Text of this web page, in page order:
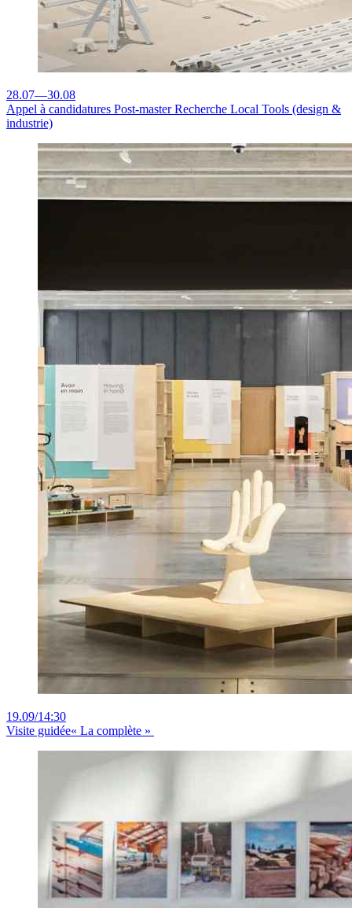
28.07—30.08
Appel à candidatures Post-master Recherche Local Tools (design &
industrie)
19.09/14:30
Visite guidée« La complète »